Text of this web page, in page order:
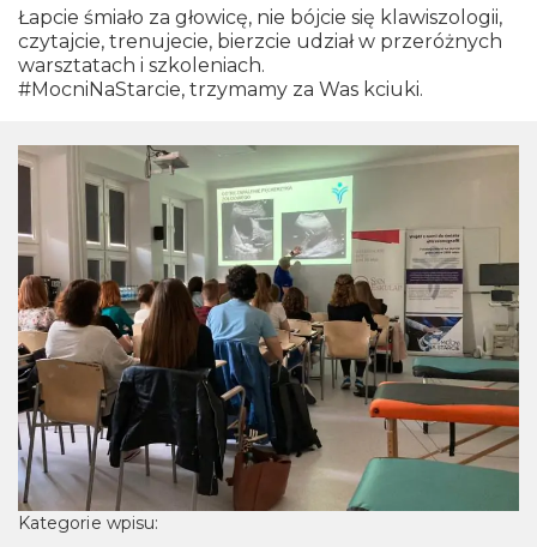
Łapcie śmiało za głowicę, nie bójcie się klawiszologii,
czytajcie, trenujecie, bierzcie udział w przeróżnych
warsztatach i szkoleniach.
#MocniNaStarcie, trzymamy za Was kciuki.
Kategorie wpisu: